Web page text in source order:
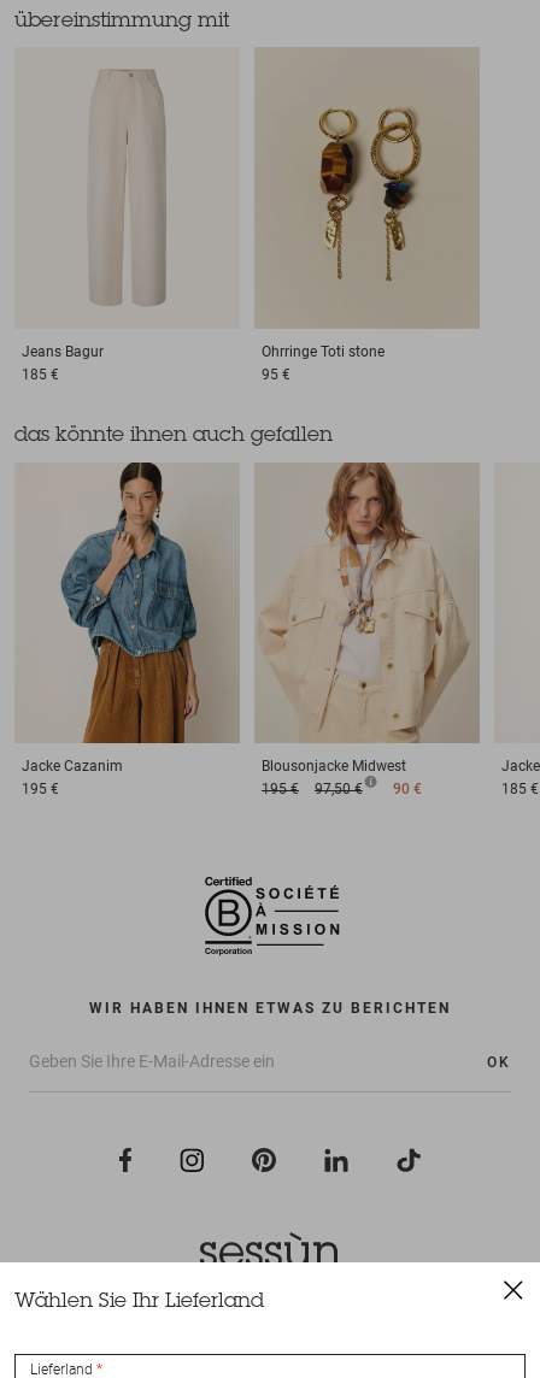
übereinstimmung mit
Jeans Bagur
185 €
Ohrringe Toti stone
95 €
das könnte ihnen auch gefallen
Jacke Cazanim
195 €
Blousonjacke Midwest
195 €
97,50 € 90 €
Jacke
185 €
WIR HABEN IHNEN ETWAS ZU BERICHTEN
OK
Wählen Sie Ihr Lieferland
Lieferland